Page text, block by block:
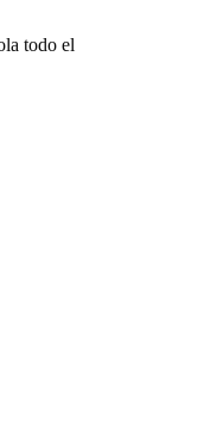
todo el